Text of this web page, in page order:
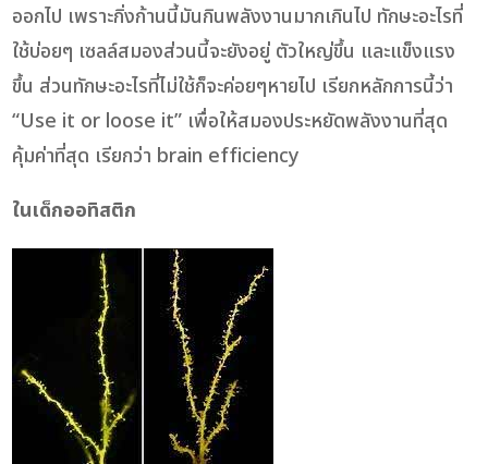
ออกไป เพราะกิ่งก้านนี้มันกินพลังงานมากเกินไป ทักษะอะไรที่
ใช้บ่อยๆ เซลล์สมองส่วนนี้จะยังอยู่ ตัวใหญ่ขึ้น และแข็งแรง
ขึ้น ส่วนทักษะอะไรที่ไม่ใช้ก็จะค่อยๆหายไป เรียกหลักการนี้ว่า
“Use it or loose it” เพื่อให้สมองประหยัดพลังงานที่สุด
คุ้มค่าที่สุด เรียกว่า brain efficiency
ในเด็กออทิสติก